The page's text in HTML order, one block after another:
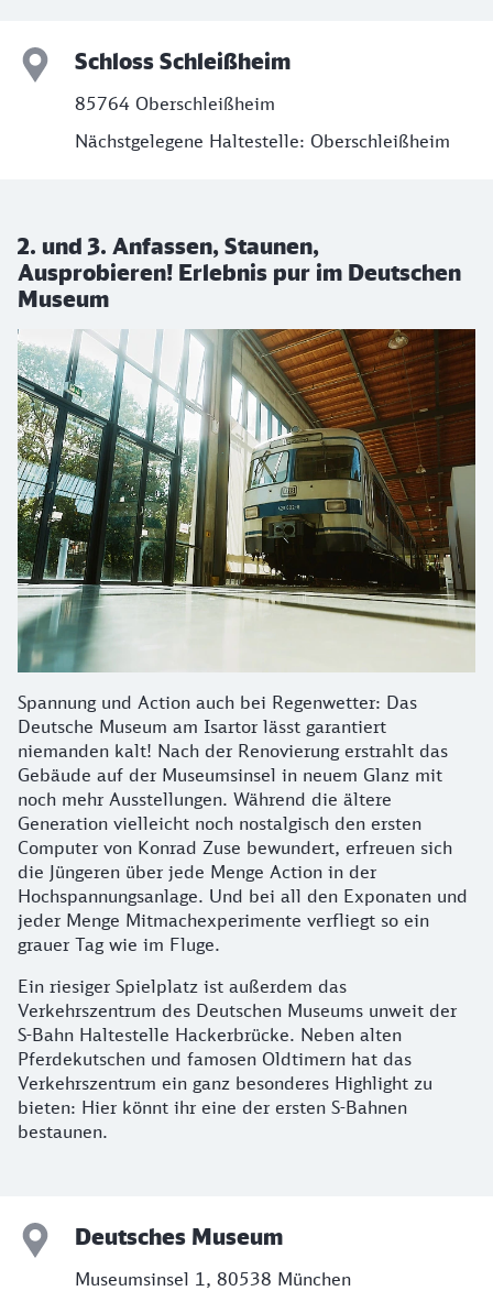
Schloss Schleißheim
85764 Oberschleißheim
Nächstgelegene Haltestelle: Oberschleißheim
2. und 3. Anfassen, Staunen,
Ausprobieren! Erlebnis pur im Deutschen
Museum
Spannung und Action auch bei Regenwetter: Das
Deutsche Museum am Isartor lässt garantiert
niemanden kalt! Nach der Renovierung erstrahlt das
Gebäude auf der Museumsinsel in neuem Glanz mit
noch mehr Ausstellungen. Während die ältere
Generation vielleicht noch nostalgisch den ersten
Computer von Konrad Zuse bewundert, erfreuen sich
die Jüngeren über jede Menge Action in der
Hochspannungsanlage. Und bei all den Exponaten und
jeder Menge Mitmachexperimente verfliegt so ein
grauer Tag wie im Fluge.
Ein riesiger Spielplatz ist außerdem das
Verkehrszentrum des Deutschen Museums unweit der
S-Bahn Haltestelle Hackerbrücke. Neben alten
Pferdekutschen und famosen Oldtimern hat das
Verkehrszentrum ein ganz besonderes Highlight zu
bieten: Hier könnt ihr eine der ersten S-Bahnen
bestaunen.
Deutsches Museum
Museumsinsel 1, 80538 München